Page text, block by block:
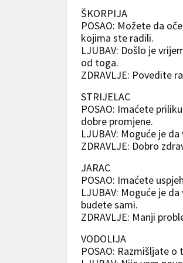
ŠKORPIJA
POSAO: Možete da
kojima ste radili.
LJUBAV: Došlo je
od toga.
ZDRAVLJE: Povedite
STRIJELAC
POSAO: Imaćete
dobre promjene.
LJUBAV: Moguće je
ZDRAVLJE: Dobro
JARAC
POSAO: Imaćete
LJUBAV: Moguće je
budete sami.
ZDRAVLJE: Manji
VODOLIJA
POSAO: Razmišljate